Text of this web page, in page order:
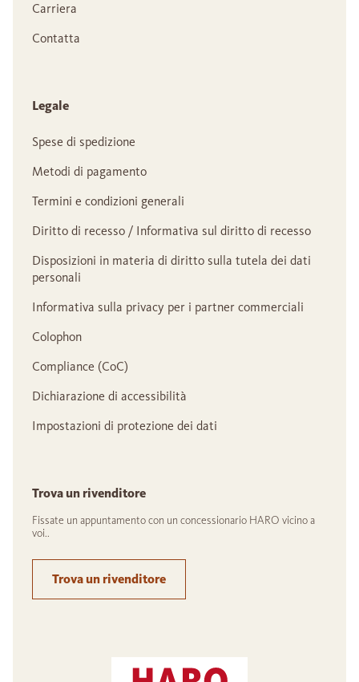
Carriera
Contatta
Legale
Spese di spedizione
Metodi di pagamento
Termini e condizioni generali
Diritto di recesso / Informativa sul diritto di recesso
Disposizioni in materia di diritto sulla tutela dei dati
personali
Informativa sulla privacy per i partner commerciali
Colophon
Compliance (CoC)
Dichiarazione di accessibilità
Impostazioni di protezione dei dati
Trova un rivenditore
Fissate un appuntamento con un concessionario HARO vicino a
voi..
Trova un rivenditore